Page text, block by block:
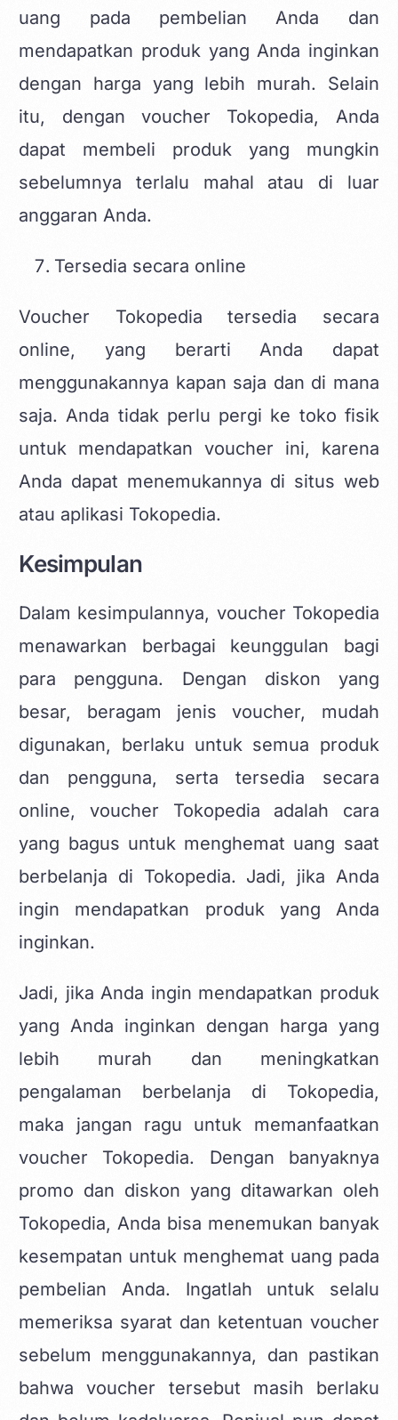
uang pada pembelian Anda dan
mendapatkan produk yang Anda inginkan
dengan harga yang lebih murah. Selain
itu, dengan voucher Tokopedia, Anda
dapat membeli produk yang mungkin
sebelumnya terlalu mahal atau di luar
anggaran Anda.
Tersedia secara online
Voucher Tokopedia tersedia secara
online, yang berarti Anda dapat
menggunakannya kapan saja dan di mana
saja. Anda tidak perlu pergi ke toko fisik
untuk mendapatkan voucher ini, karena
Anda dapat menemukannya di situs web
atau aplikasi Tokopedia.
Kesimpulan
Dalam kesimpulannya, voucher Tokopedia
menawarkan berbagai keunggulan bagi
para pengguna. Dengan diskon yang
besar, beragam jenis voucher, mudah
digunakan, berlaku untuk semua produk
dan pengguna, serta tersedia secara
online, voucher Tokopedia adalah cara
yang bagus untuk menghemat uang saat
berbelanja di Tokopedia. Jadi, jika Anda
ingin mendapatkan produk yang Anda
inginkan.
Jadi, jika Anda ingin mendapatkan produk
yang Anda inginkan dengan harga yang
lebih murah dan meningkatkan
pengalaman berbelanja di Tokopedia,
maka jangan ragu untuk memanfaatkan
voucher Tokopedia. Dengan banyaknya
promo dan diskon yang ditawarkan oleh
Tokopedia, Anda bisa menemukan banyak
kesempatan untuk menghemat uang pada
pembelian Anda. Ingatlah untuk selalu
memeriksa syarat dan ketentuan voucher
sebelum menggunakannya, dan pastikan
bahwa voucher tersebut masih berlaku